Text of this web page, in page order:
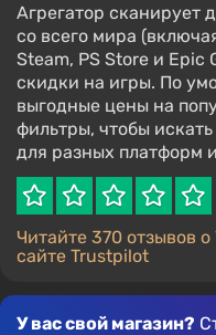
Агрегатор сканирует
со всего мира
Steam, PS Store и Epic
скидки на игры. По
выгодные цены на
фильтры, чтобы
для разных платформ
Читайте 370 отзывов
сайте Trustpilot
У вас свой магазин?